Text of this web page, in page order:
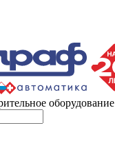
оборудование